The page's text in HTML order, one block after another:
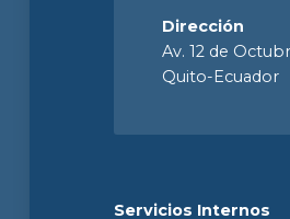
Dirección
Av. 12 de
Quito-Ecuador
Servicios Internos